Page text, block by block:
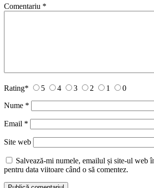
Comentariu *
Rating* 5 4 3 2 1 0
Nume *
Email *
Site web
Salvează-mi numele, emailul și site-ul web
pentru data viitoare când o să comentez.